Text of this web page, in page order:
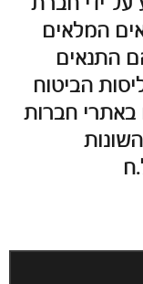
המלאים
התנאים
הביטוח
באתרי חברות